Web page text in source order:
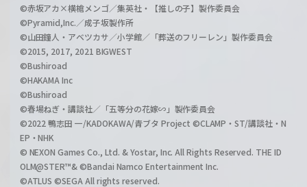
©赤坂アカ×横槍メンゴ／集英社・【推しの子】製作委員会
©Pyramid,Inc.／成子坂製作所
©山田鐘人・アベツカサ／小学館／「葬送のフリーレン」製作委員会
©2015, 2017, 2021 BIGWEST
©Bushiroad
©HAKAMA Inc
©Bushiroad
©春場ねぎ・講談社／「五等分の花嫁∽」製作委員会
©2022 鴨志田 一/KADOKAWA/青ブタ Project ©CLAMP・ST/講談社・N
EP・NHK
© NEXON Games Co., Ltd. & Yostar, Inc. All Rights Reserved. THE ID
OLM@STER™& ©Bandai Namco Entertainment Inc.
©ATLUS ©SEGA All rights reserved.